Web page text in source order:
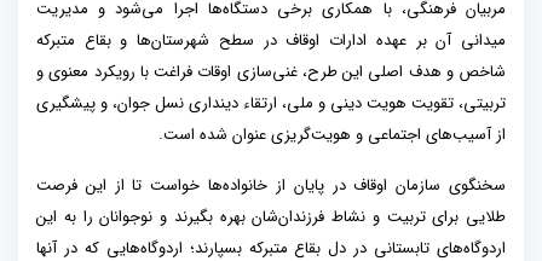
مربیان فرهنگی، با همکاری برخی دستگاه‌ها اجرا می‌شود و مدیریت
میدانی آن بر عهده ادارات اوقاف در سطح شهرستان‌ها و بقاع متبرکه
شاخص و هدف اصلی این طرح، غنی‌سازی اوقات فراغت با رویکرد معنوی و
تربیتی، تقویت هویت دینی و ملی، ارتقاء دینداری نسل جوان، و پیشگیری
از آسیب‌های اجتماعی و هویت‌گریزی عنوان شده است.
سخنگوی سازمان اوقاف در پایان از خانواده‌ها خواست تا از این فرصت
طلایی برای تربیت و نشاط فرزندان‌شان بهره بگیرند و نوجوانان را به این
اردوگاه‌های تابستانی در دل بقاع متبرکه بسپارند؛ اردوگاه‌هایی که در آنها